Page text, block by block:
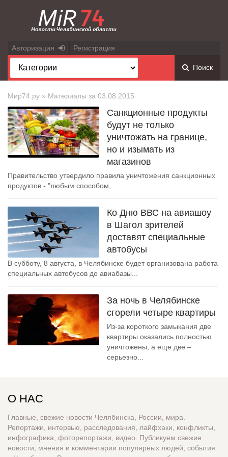
Авторизация Регистрация
Поиск
Мир74.ру » Материалы за 03.08.2015
Санкционные продукты
будут не только
уничтожать на границе,
но и изымать из
магазинов
Правительство утвердило правила уничтожения санкционных
продуктов - "любым способом,...
Ко Дню ВВС на авиашоу
в Шагол зрителей
доставят специальные
автобусы
В субботу, 8 августа, в Челябинске будет организована работа
специальных автобусов до авиабазы...
За ночь в Челябинске
сгорели четыре квартиры
Из-за короткого замыкания две
квартиры оказались полностью
уничтожены, а еще две –
серьезно...
О НАС
Главные, свежие новости Челябинска, России, мира.
Репортажи, интервью, расследования, лайфхаки, конфликты,
инфографика, фоторепортажи, видео. Публикуем свежие
новости, мнения и комментарии популярных людей, события